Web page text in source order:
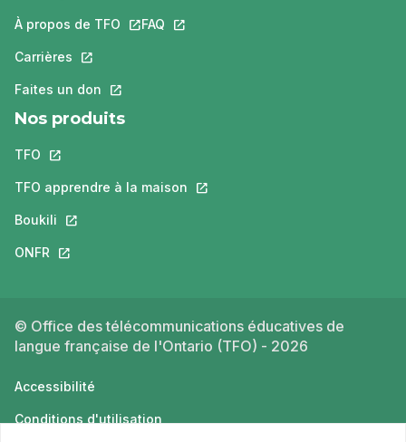
À propos de TFO Ce lien s'ouvrira dans un nouvel onglet.
Carrières Ce lien s'ouvrira dans un nouvel onglet.
Faites un don Ce lien s'ouvrira dans un nouvel onglet.
FAQ Ce lien s'ouvrira dans un nouvel
Nos produits
TFO Ce lien s'ouvrira dans un nouvel onglet.
TFO apprendre à la maison Ce lien s'ouvrira dans un nouvel
Boukili Ce lien s'ouvrira dans un nouvel onglet.
ONFR Ce lien s'ouvrira dans un nouvel onglet.
© Office des télécommunications éducatives de
langue française de l'Ontario (TFO) - 2026
Accessibilité
Conditions d'utilisation